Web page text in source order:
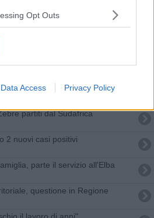
Opt Outs
Data Access Privacy Policy
i provvedimenti dell'Asl
ecoballe non può più attendere
balneari, lettera ai parlamentari
partiti dal Sudafrica
2 nuovi casi positivi
parte il servizio all'Elba
questione in Regione
il lavoro di anni"